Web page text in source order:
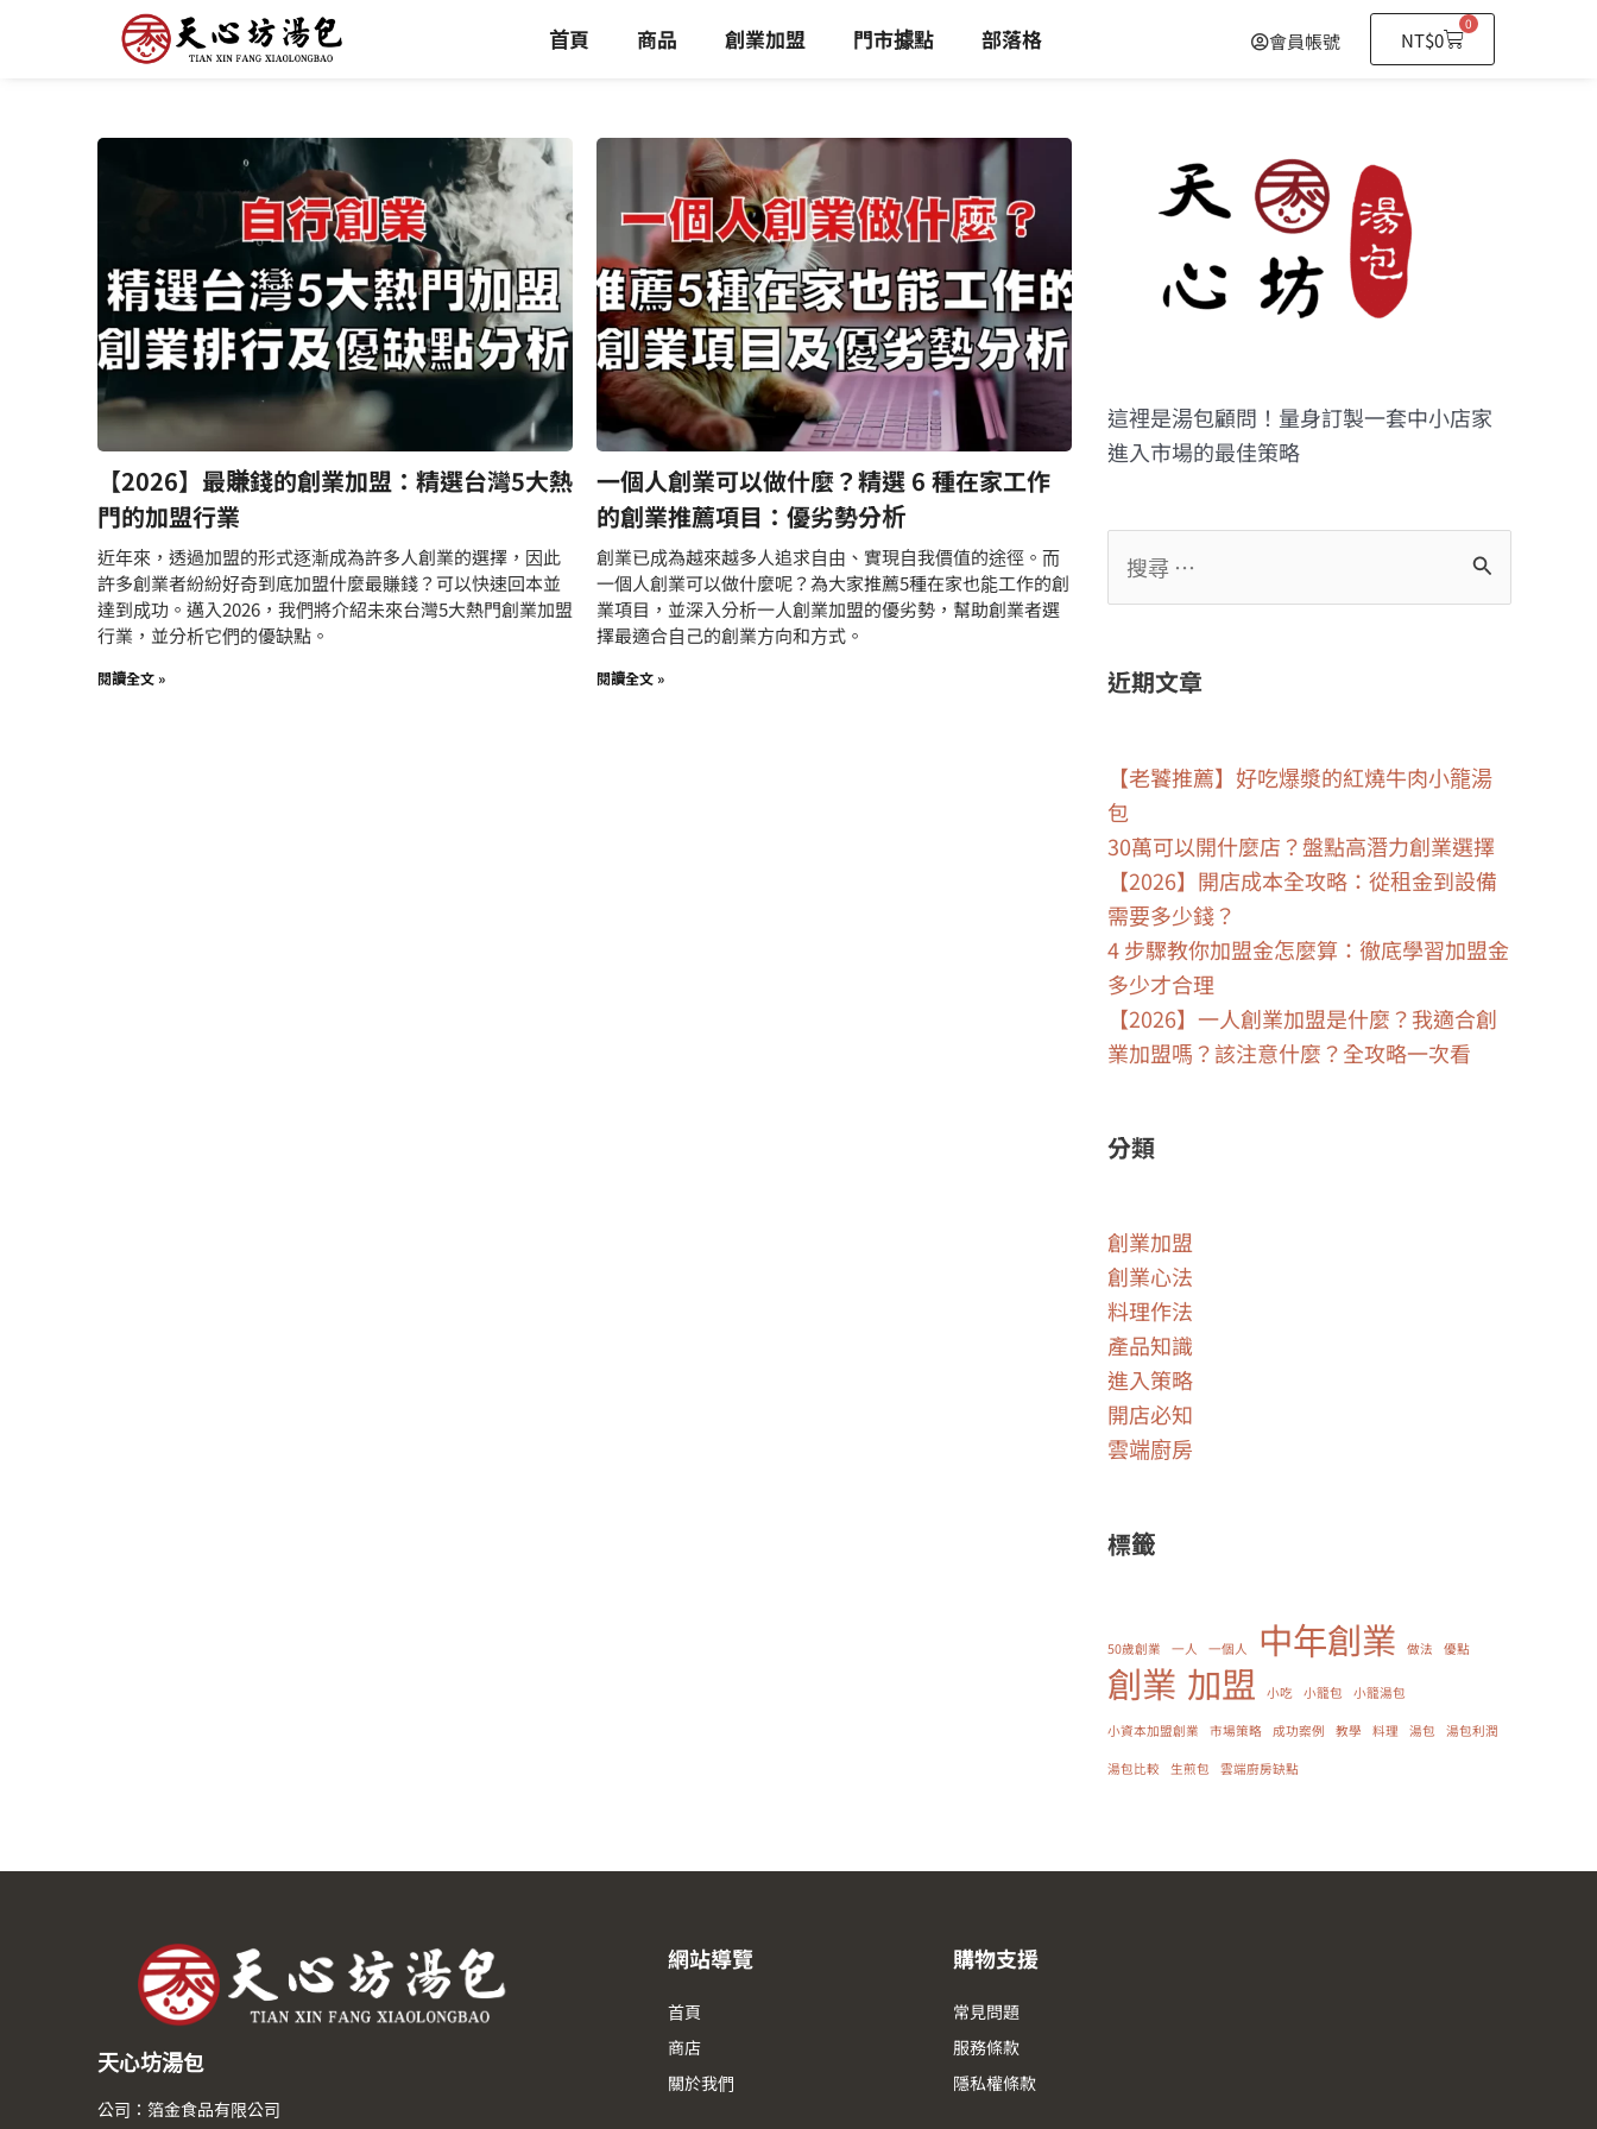
首頁 商品 創業加盟 門市據點 部落格 會員帳號 NT$0
0
【2026】最賺錢的創業加盟：精選台灣5大熱
門的加盟行業
近年來，透過加盟的形式逐漸成為許多人創業的選擇，因此
許多創業者紛紛好奇到底加盟什麼最賺錢？可以快速回本並
達到成功。邁入2026，我們將介紹未來台灣5大熱門創業加盟
行業，並分析它們的優缺點。
閱讀全文 »
一個人創業可以做什麼？精選 6 種在家工作
的創業推薦項目：優劣勢分析
創業已成為越來越多人追求自由、實現自我價值的途徑。而
一個人創業可以做什麼呢？為大家推薦5種在家也能工作的創
業項目，並深入分析一人創業加盟的優劣勢，幫助創業者選
擇最適合自己的創業方向和方式。
閱讀全文 »
這裡是湯包顧問！量身訂製一套中小店家
進入市場的最佳策略
近期文章
【老饕推薦】好吃爆漿的紅燒牛肉小籠湯
包
30萬可以開什麼店？盤點高潛力創業選擇
【2026】開店成本全攻略：從租金到設備
需要多少錢？
4 步驟教你加盟金怎麼算：徹底學習加盟金
多少才合理
【2026】一人創業加盟是什麼？我適合創
業加盟嗎？該注意什麼？全攻略一次看
分類
創業加盟
創業心法
料理作法
產品知識
進入策略
開店必知
雲端廚房
標籤
50歲創業 一人 一個人 中年創業 做法 優點
創業 加盟 小吃 小籠包 小籠湯包
小資本加盟創業 市場策略 成功案例 教學 料理 湯包 湯包利潤
湯包比較 生煎包 雲端廚房缺點
天心坊湯包
公司：箔金食品有限公司
網站導覽
首頁
商店
關於我們
購物支援
常見問題
服務條款
隱私權條款